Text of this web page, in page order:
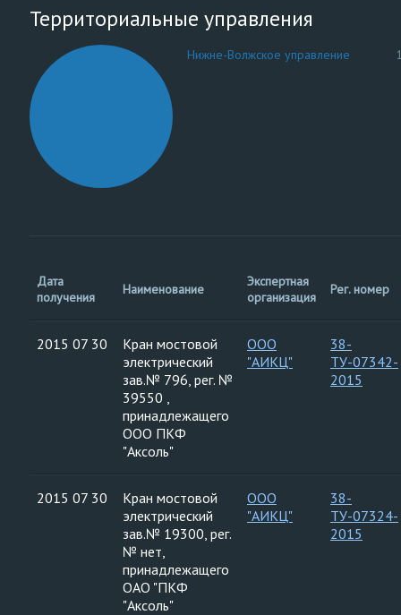
Территориальные управления
Нижне-Волжское управление
Дата
получения
Наименование
Экспертная
организация
Рег. номер
2015 07 30
Кран мостовой
электрический
зав.№ 796, рег. №
39550 ,
принадлежащего
ООО ПКФ
"Аксоль"
ООО
"АИКЦ"
38-
ТУ-07342-
2015
2015 07 30
Кран мостовой
электрический
зав.№ 19300, рег.
№ нет,
принадлежащего
ОАО "ПКФ
"Аксоль"
ООО
"АИКЦ"
38-
ТУ-07324-
2015